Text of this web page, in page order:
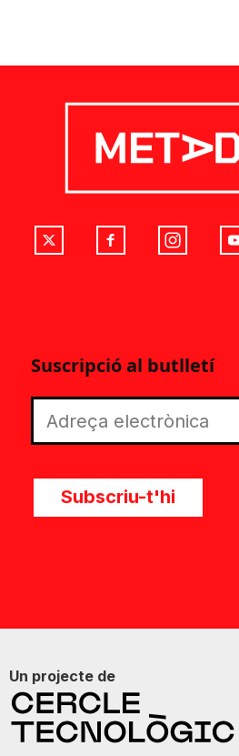
Suscripció al butlletí
Subscriu-t'hi
Un projecte de